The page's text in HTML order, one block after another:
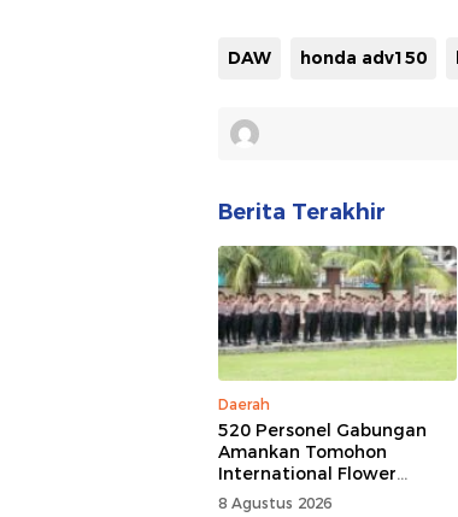
DAW honda adv150
Berita Terakhir
Daerah
520 Personel Gabungan
Amankan Tomohon
International Flower
Festival
8 Agustus 2026